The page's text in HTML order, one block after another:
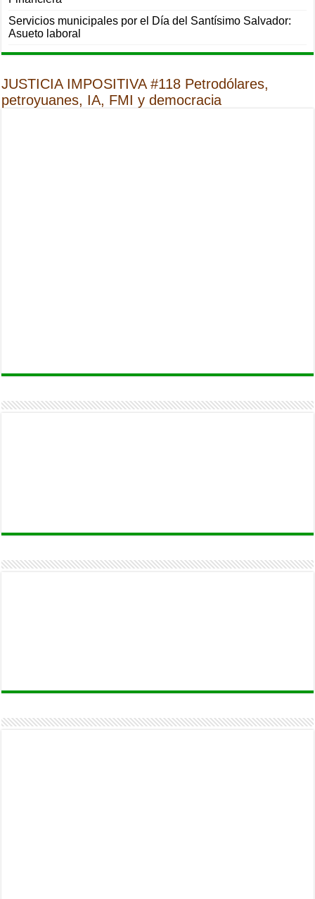
Servicios municipales por el Día del Santísimo Salvador:
Asueto laboral
JUSTICIA IMPOSITIVA #118 Petrodólares,
petroyuanes, IA, FMI y democracia